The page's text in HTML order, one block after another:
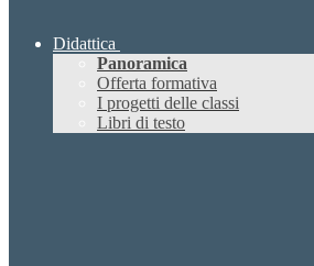
Didattica
Panoramica
Offerta formativa
I progetti delle classi
Libri di testo